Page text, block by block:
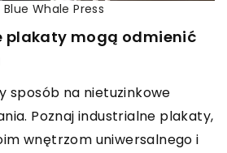
Whale Press
plakaty mogą odmienić
sposób na nietuzinkowe
Poznaj industrialne plakaty,
wnętrzom uniwersalnego i